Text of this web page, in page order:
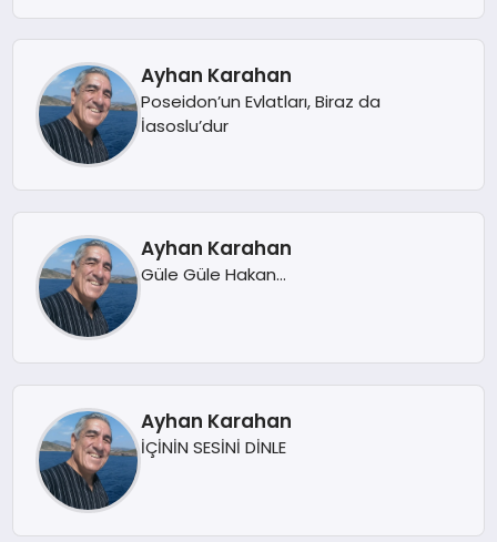
Ayhan Karahan
Poseidon’un Evlatları, Biraz da
İasoslu’dur
Ayhan Karahan
Güle Güle Hakan…
Ayhan Karahan
İÇİNİN SESİNİ DİNLE